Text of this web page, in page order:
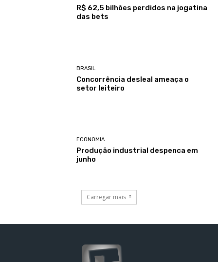
R$ 62,5 bilhões perdidos na jogatina
das bets
BRASIL
Concorrência desleal ameaça o
setor leiteiro
ECONOMIA
Produção industrial despenca em
junho
Carregar mais